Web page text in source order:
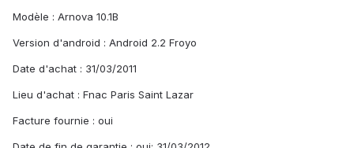
Modèle : Arnova 10.1B
Version d'android : Android 2.2 Froyo
Date d'achat : 31/03/2011
Lieu d'achat : Fnac Paris Saint Lazar
Facture fournie : oui